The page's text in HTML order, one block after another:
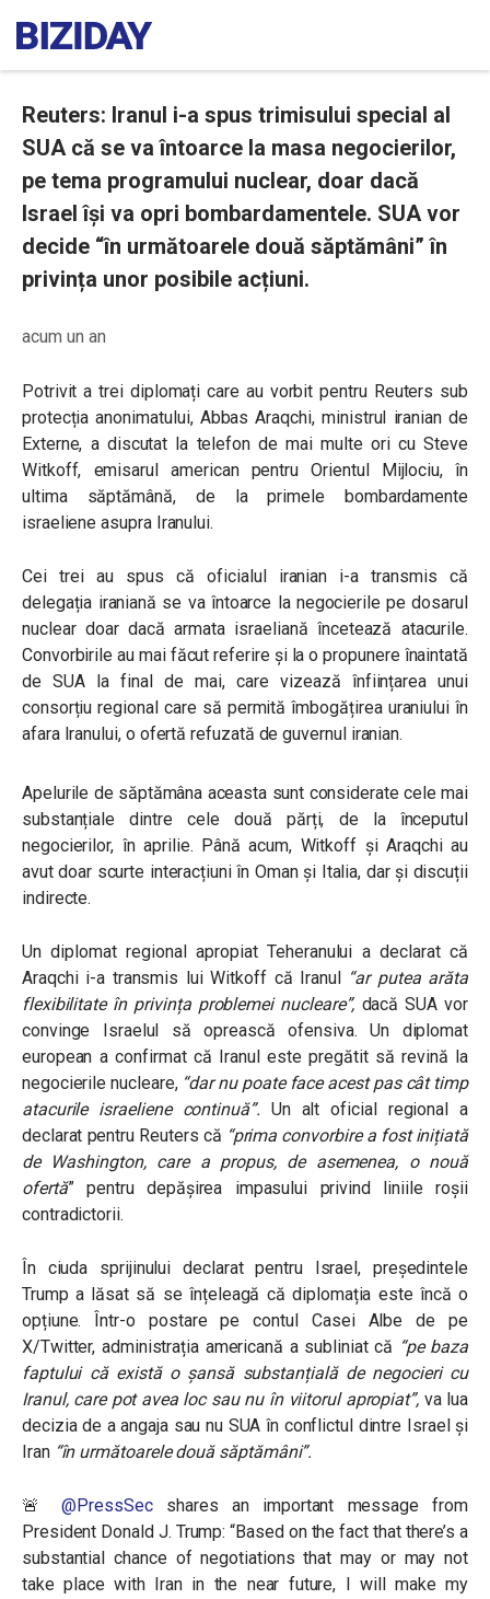
Reuters: Iranul i-a spus trimisului special al
SUA că se va întoarce la masa negocierilor,
pe tema programului nuclear, doar dacă
Israel își va opri bombardamentele. SUA vor
decide “în următoarele două săptămâni” în
privința unor posibile acțiuni.
acum un an
Potrivit a trei diplomați care au vorbit pentru Reuters sub
protecția anonimatului, Abbas Araqchi, ministrul iranian de
Externe, a discutat la telefon de mai multe ori cu Steve
Witkoff, emisarul american pentru Orientul Mijlociu, în
ultima săptămână, de la primele bombardamente
israeliene asupra Iranului.
Cei trei au spus că oficialul iranian i-a transmis că
delegația iraniană se va întoarce la negocierile pe dosarul
nuclear doar dacă armata israeliană încetează atacurile.
Convorbirile au mai făcut referire și la o propunere înaintată
de SUA la final de mai, care vizează înființarea unui
consorțiu regional care să permită îmbogățirea uraniului în
afara Iranului, o ofertă refuzată de guvernul iranian.
Apelurile de săptămâna aceasta sunt considerate cele mai
substanțiale dintre cele două părți, de la începutul
negocierilor, în aprilie. Până acum, Witkoff și Araqchi au
avut doar scurte interacțiuni în Oman și Italia, dar și discuții
indirecte.
Un diplomat regional apropiat Teheranului a declarat că
Araqchi i-a transmis lui Witkoff că Iranul“ar putea arăta
flexibilitate în privința problemei nucleare”, dacă SUA vor
convinge Israelul să oprească ofensiva. Un diplomat
european a confirmat că Iranul este pregătit să revină la
negocierile nucleare, “dar nu poate face acest pas cât timp
atacurile israeliene continuă”. Un alt oficial regional a
declarat pentru Reuters că “prima convorbire a fost inițiată
de Washington, care a propus, de asemenea, o nouă
ofertă” pentru depășirea impasului privind liniile roșii
contradictorii.
În ciuda sprijinului declarat pentru Israel, președintele
Trump a lăsat să se înțeleagă că diplomația este încă o
opțiune. Într-o postare pe contul Casei Albe de pe
X/Twitter, administrația americană a subliniat că “pe baza
faptului că există o șansă substanțială de negocieri cu
Iranul, care pot avea loc sau nu în viitorul apropiat”, va lua
decizia de a angaja sau nu SUA în conflictul dintre Israel și
Iran “în următoarele două săptămâni”.
🚨@PressSecshares an important message from
President Donald J. Trump: “Based on the fact that there’s a
substantial chance of negotiations that may or may not
take place with Iran in the near future, I will make my